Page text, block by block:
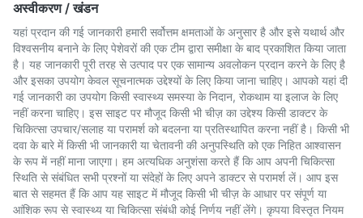
अस्वीकरण / खंडन
यहां प्रदान की गई जानकारी हमारी सर्वोत्तम क्षमताओं के अनुसार है और इसे यथार्थ और
विश्वसनीय बनाने के लिए पेशेवरों की एक टीम द्वारा समीक्षा के बाद प्रकाशित किया जाता
है। यह जानकारी पूरी तरह से उत्पाद पर एक सामान्य अवलोकन प्रदान करने के लिए है
और इसका उपयोग केवल सूचनात्मक उद्देश्यों के लिए किया जाना चाहिए। आपको यहां दी
गई जानकारी का उपयोग किसी स्वास्थ्य समस्या के निदान, रोकथाम या इलाज के लिए
नहीं करना चाहिए। इस साइट पर मौजूद किसी भी चीज़ का उद्देश्य किसी डाक्टर के
चिकित्सा उपचार/सलाह या परामर्श को बदलना या प्रतिस्थापित करना नहीं है। किसी भी
दवा के बारे में किसी भी जानकारी या चेतावनी की अनुपस्थिति को एक निहित आश्वासन
के रूप में नहीं माना जाएगा। हम अत्यधिक अनुशंसा करते हैं कि आप अपनी चिकित्सा
स्थिति से संबंधित सभी प्रश्नों या संदेहों के लिए अपने डाक्टर से परामर्श लें। आप इस
बात से सहमत हैं कि आप यह साइट में मौजूद किसी भी चीज़ के आधार पर संपूर्ण या
आंशिक रूप से स्वास्थ्य या चिकित्सा संबंधी कोई निर्णय नहीं लेंगे। कृपया विस्तृत नियम